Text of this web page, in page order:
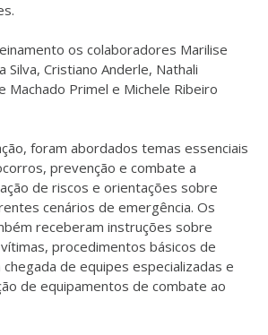
os colaboradores Marilise
Silva, Cristiano Anderle, Nathali
Machado Primel e Michele Ribeiro
foram abordados temas essenciais
prevenção e combate a
de riscos e orientações sobre
cenários de emergência. Os
receberam instruções sobre
vítimas, procedimentos básicos de
de equipes especializadas e
de equipamentos de combate ao